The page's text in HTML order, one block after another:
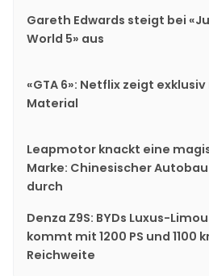
Gareth Edwards steigt bei
World 5» aus
«GTA 6»: Netflix zeigt
Material
Leapmotor knackt eine
Marke: Chinesischer
durch
Denza Z9S: BYDs Luxus-
kommt mit 1200 PS und 1100
Reichweite